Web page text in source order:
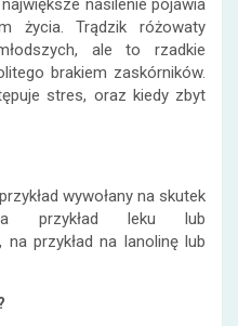
nasilenie pojawia
życia. Trądzik różowaty
ale to rzadkie
brakiem zaskórników.
stres, oraz kiedy zbyt
wywołany na skutek
przykład leku lub
przykład na lanolinę lub